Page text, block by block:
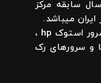
شرکت یاقوت سرخ با بیش از 10 سال سابقه مرکز
میباشد.
ارائه دهنده : استوریج و سرور hp ، سرور استوک hp ،
و سرورهای رک